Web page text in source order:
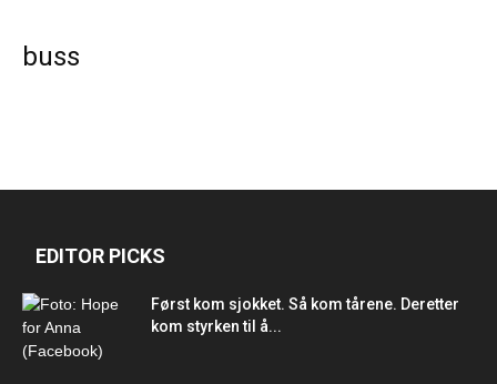
buss
EDITOR PICKS
Først kom sjokket. Så kom tårene. Deretter
kom styrken til å...